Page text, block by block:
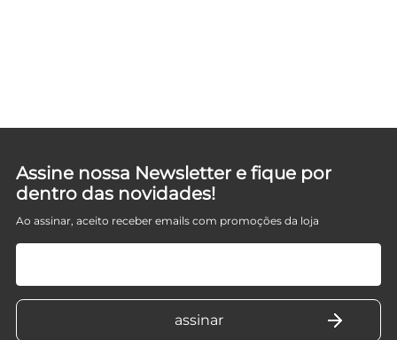
Assine nossa Newsletter e fique por
dentro das novidades!
Ao assinar, aceito receber emails com promoções da loja